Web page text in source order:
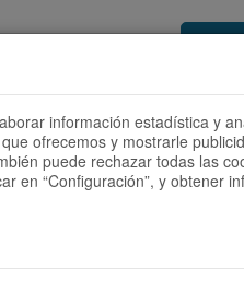
Com
información estadística y
ofrecemos y mostrarle
puede rechazar todas las
en “Configuración”, y obtener